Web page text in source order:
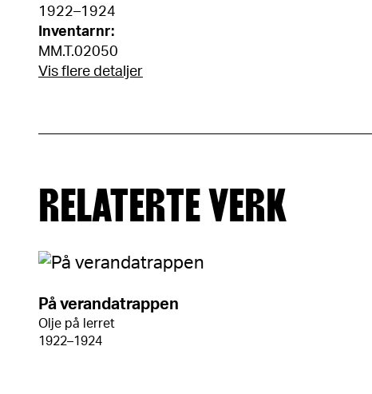
1922–1924
Inventarnr:
MM.T.02050
Vis flere detaljer
RELATERTE VERK
På verandatrappen
Olje på lerret
1922–1924